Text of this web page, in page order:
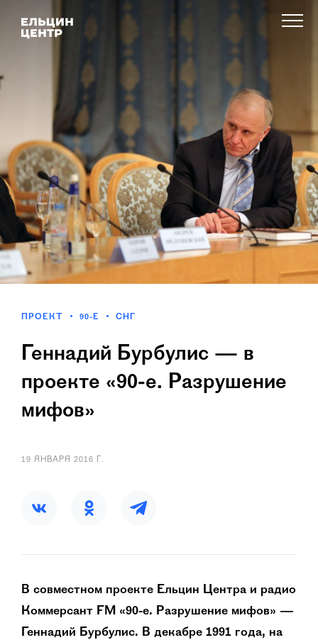
ПРОЕКТ 90-Е СНГ
Геннадий Бурбулис — в
проекте «90-е. Разрушение
мифов»
19 ЯНВАРЯ 2016 Г.
В совместном проекте Ельцин Центра и радио
Коммерсант FM «90-е. Разрушение мифов» —
Геннадий Бурбулис. В декабре 1991 года, на